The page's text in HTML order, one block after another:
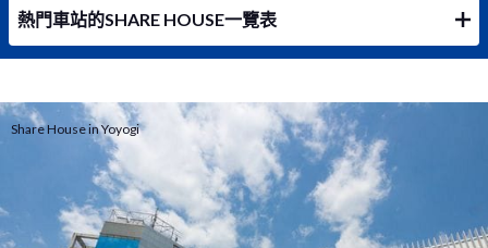
熱門車站的SHARE HOUSE一覽表
Share House in Yoyogi